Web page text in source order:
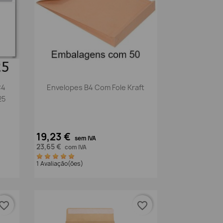
Vista rápida
Envelopes B4 Com Fole Kraft
19,23 € sem IVA
23,65 € com IVA
1 Avaliação(ões)
favorite_border